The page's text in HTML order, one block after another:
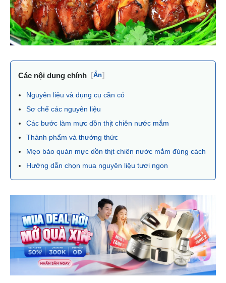
Các nội dung chính [Ẩn]
Nguyên liệu và dụng cụ cần có
Sơ chế các nguyên liệu
Các bước làm mực dồn thịt chiên nước mắm
Thành phẩm và thưởng thức
Mẹo bảo quản mực dồn thịt chiên nước mắm đúng cách
Hướng dẫn chọn mua nguyên liệu tươi ngon